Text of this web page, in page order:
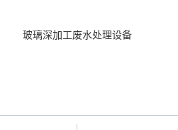
玻璃深加工废水处理设备